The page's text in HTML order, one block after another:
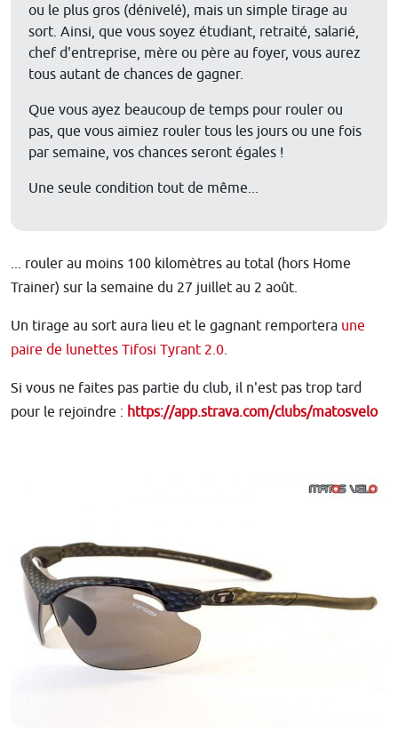
ou le plus gros (dénivelé), mais un simple tirage au
sort. Ainsi, que vous soyez étudiant, retraité, salarié,
chef d'entreprise, mère ou père au foyer, vous aurez
tous autant de chances de gagner.
Que vous ayez beaucoup de temps pour rouler ou
pas, que vous aimiez rouler tous les jours ou une fois
par semaine, vos chances seront égales !
Une seule condition tout de même...
... rouler au moins 100 kilomètres au total (hors Home
Trainer) sur la semaine du 27 juillet au 2 août.
Un tirage au sort aura lieu et le gagnant remportera une
paire de lunettes Tifosi Tyrant 2.0.
Si vous ne faites pas partie du club, il n'est pas trop tard
pour le rejoindre : https://app.strava.com/clubs/matosvelo